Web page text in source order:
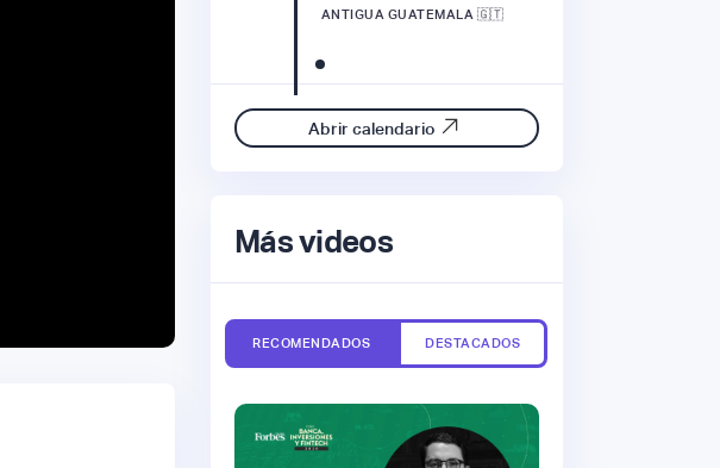
ANTIGUA GUATEMALA 🇬🇹
Abrir calendario
Más videos
RECOMENDADOS DESTACADOS